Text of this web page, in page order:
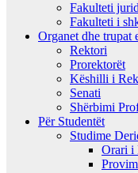
Fakulteti
Fakulteti i
Organet dhe trupat
Rektori
Prorektorët
Këshilli i
Senati
Shërbimi
Për Studentët
Studime
Orari i